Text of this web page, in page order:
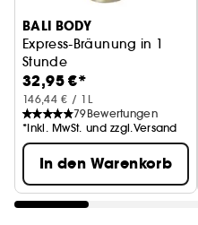
BALI BODY
Express-Bräunung in 1
Stunde
32,95 €*
146,44 € / 1L
79Bewertungen
*Inkl. MwSt. und zzgl.Versand
In den Warenkorb